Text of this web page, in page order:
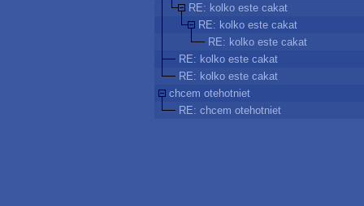
RE: kolko este cakat
RE: kolko este cakat
RE: kolko este cakat
RE: kolko este cakat
RE: kolko este cakat
chcem otehotniet
RE: chcem otehotniet